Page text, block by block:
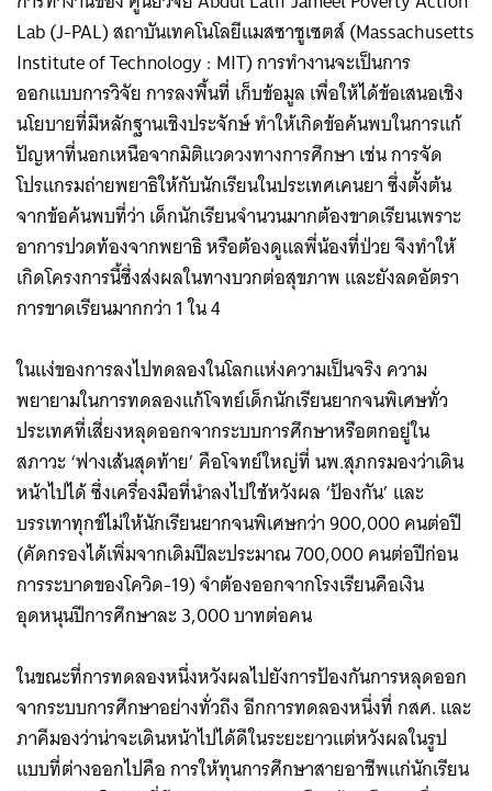
for:
Lab (J-PAL) สถาบันเทคโนโลยีแมสซาชูเซตส์ (Massachusetts
Institute of Technology : MIT) การทำงานจะเป็นการ
ออกแบบการวิจัย การลงพื้นที่ เก็บข้อมูล เพื่อให้ได้ข้อเสนอเชิง
นโยบายที่มีหลักฐานเชิงประจักษ์ ทำให้เกิดข้อค้นพบในการแก้
ปัญหาที่นอกเหนือจากมิติแวดวงทางการศึกษา เช่น การจัด
โปรแกรมถ่ายพยาธิให้กับนักเรียนในประเทศเคนยา ซึ่งตั้งต้น
จากข้อค้นพบที่ว่า เด็กนักเรียนจำนวนมากต้องขาดเรียนเพราะ
อาการปวดท้องจากพยาธิ หรือต้องดูแลพี่น้องที่ป่วย จึงทำให้
เกิดโครงการนี้ซึ่งส่งผลในทางบวกต่อสุขภาพ และยังลดอัตรา
การขาดเรียนมากกว่า 1 ใน 4
ในแง่ของการลงไปทดลองในโลกแห่งความเป็นจริง ความ
พยายามในการทดลองแก้โจทย์เด็กนักเรียนยากจนพิเศษทั่ว
ประเทศที่เสี่ยงหลุดออกจากระบบการศึกษาหรือตกอยู่ใน
สภาวะ ‘ฟางเส้นสุดท้าย’ คือโจทย์ใหญ่ที่ นพ.สุภกรมองว่าเดิน
หน้าไปได้ ซึ่งเครื่องมือที่นำลงไปใช้หวังผล ‘ป้องกัน’ และ
บรรเทาทุกข์ไม่ให้นักเรียนยากจนพิเศษกว่า 900,000 คนต่อปี
(คัดกรองได้เพิ่มจากเดิมปีละประมาณ 700,000 คนต่อปีก่อน
การระบาดของโควิด-19) จำต้องออกจากโรงเรียนคือเงิน
อุดหนุนปีการศึกษาละ 3,000 บาทต่อคน
ในขณะที่การทดลองหนึ่งหวังผลไปยังการป้องกันการหลุดออก
จากระบบการศึกษาอย่างทั่วถึง อีกการทดลองหนึ่งที่ กสศ. และ
ภาคีมองว่าน่าจะเดินหน้าไปได้ดีในระยะยาวแต่หวังผลในรูป
แบบที่ต่างออกไปคือ การให้ทุนการศึกษาสายอาชีพแก่นักเรียน